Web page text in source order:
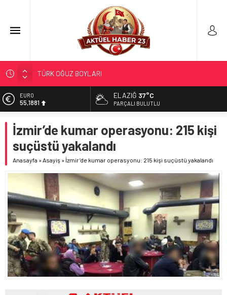
TÜRK OĞUZ BOYLARI
298 MİLYON DOLARLIK İHRACAT
ERDEM; ENTÜBE EDİLDİ…
YRP’DEN, KARAYOLCULARA TEŞEKKÜR
EURO
55,1881
6.660,55
BİST
13.779,39
47,7111
ELAZIĞ 37°C
PARÇALI BULUTLU
İzmir’de kumar operasyonu: 215 kişi
suçüstü yakalandı
Anasayfa »Asayiş » İzmir’de kumar operasyonu: 215 kişi suçüstü yakalandı